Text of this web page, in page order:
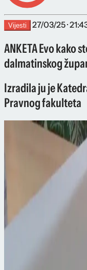
Vijesti 27/03/25 ·
ANKETA Evo kako
dalmatinskog
Izradila ju je
Pravnog fakulteta